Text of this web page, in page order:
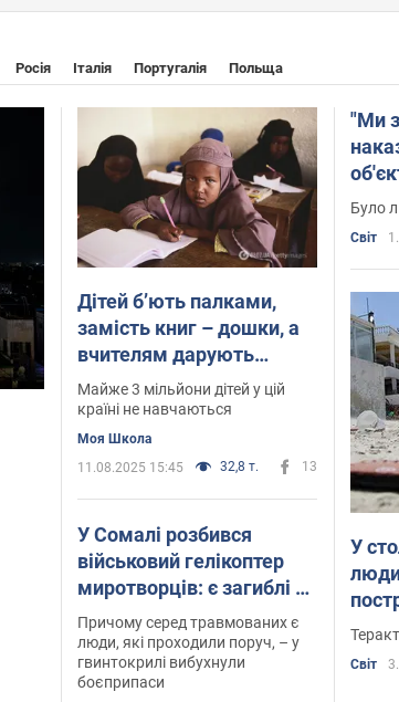
Росія Італія Португалія Польща
Дітей бʼють палками,
замість книг – дошки, а
вчителям дарують
верблюдів: що відомо
про приватні школи в
Сомалі
Майже 3 мільйони дітей у цій
країні не навчаються
Моя Школа
11.08.2025 15:45
32,8 т. 13
У Сомалі розбився
військовий гелікоптер
миротворців: є загиблі та
поранені
Причому серед травмованих є
люди, які проходили поруч, – у
гвинтокрилі вибухнули
боєприпаси
"Ми
Було
Світ
У
Світ